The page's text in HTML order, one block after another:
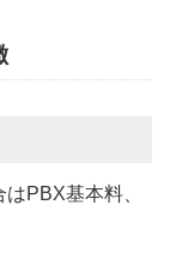
PBX基本料、